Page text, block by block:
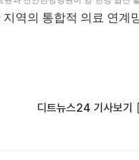
역의 통합적 의료 연
디트뉴스24 기사보기